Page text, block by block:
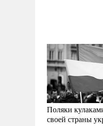
Поляки
своей страны